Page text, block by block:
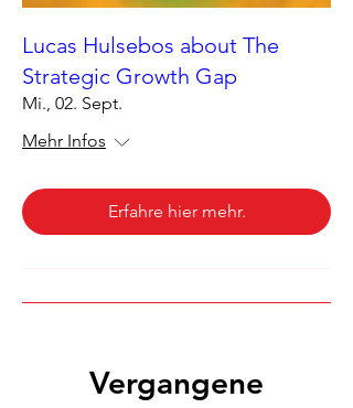
Lucas Hulsebos about The
Strategic Growth Gap
Mi., 02. Sept.
Mehr Infos
Erfahre hier mehr.
Vergangene